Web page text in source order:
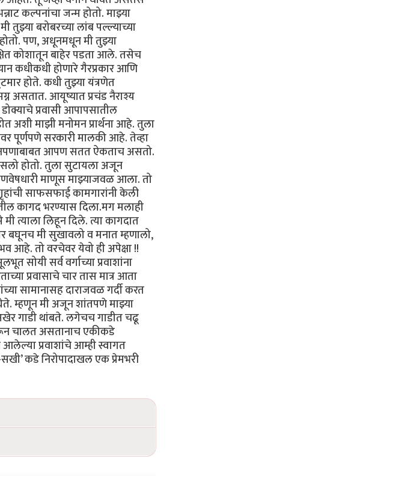
कल्पनांचा जन्म होतो. माझ्या
बरोबरच्या लांब पल्ल्याच्या
होतो. पण, अधूनमधून मी तुझ्या
कोशातून बाहेर पडता आले. तसेच
कधीकधी होणारे गैरप्रकार आणि
होते. कधी तुझ्या यंत्रणेत
असतात. आयूष्यात प्रचंड नैराश्य
प्रवासी आपापसातील
अशी माझी मनोमन प्रार्थना आहे. तुला
पूर्णपणे सरकारी मालकी आहे. तेव्हा
आपण सतत ऐकताच असतो.
होतो. तुला सुटायला अजून
माणूस माझ्याजवळ आला. तो
साफसफाई कामगारांनी केली
कागद भरण्यास दिला.मग मलाही
त्याला लिहून दिले. त्या कागदात
बघूनच मी सुखावलो व मनात म्हणालो,
आहे. तो वरचेवर येवो ही अपेक्षा !!
सोयी सर्व वर्गाच्या प्रवाशांना
प्रवासाचे चार तास मात्र आता
सामानासह दाराजवळ गर्दी करत
म्हणून मी अजून शांतपणे माझ्या
गाडी थांबते. लगेचच गाडीत चढू
चालत असतानाच एकीकडे
प्रवाशांचे आम्ही स्वागत
कडे निरोपादाखल एक प्रेमभरी